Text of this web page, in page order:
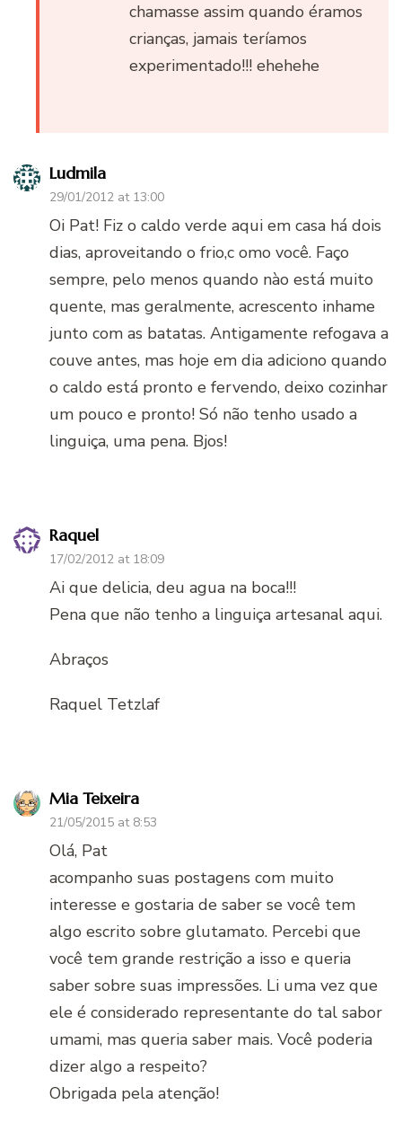
chamasse assim quando éramos
crianças, jamais teríamos
experimentado!!! ehehehe
Ludmila
29/01/2012 at 13:00
Oi Pat! Fiz o caldo verde aqui em casa há dois
dias, aproveitando o frio,c omo você. Faço
sempre, pelo menos quando nào está muito
quente, mas geralmente, acrescento inhame
junto com as batatas. Antigamente refogava a
couve antes, mas hoje em dia adiciono quando
o caldo está pronto e fervendo, deixo cozinhar
um pouco e pronto! Só não tenho usado a
linguiça, uma pena. Bjos!
Raquel
17/02/2012 at 18:09
Ai que delicia, deu agua na boca!!!
Pena que não tenho a linguiça artesanal aqui.
Abraços
Raquel Tetzlaf
Mia Teixeira
21/05/2015 at 8:53
Olá, Pat
acompanho suas postagens com muito
interesse e gostaria de saber se você tem
algo escrito sobre glutamato. Percebi que
você tem grande restrição a isso e queria
saber sobre suas impressões. Li uma vez que
ele é considerado representante do tal sabor
umami, mas queria saber mais. Você poderia
dizer algo a respeito?
Obrigada pela atenção!